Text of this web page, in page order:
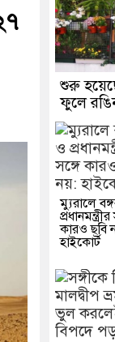
শুরু
ফুলে
ম্যুরালে
কারও ছবি
হাইকোর্ট